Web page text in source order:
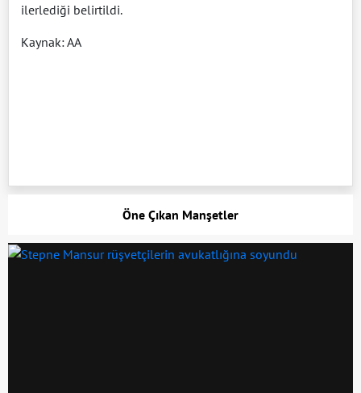
ilerlediği belirtildi.
Kaynak: AA
Öne Çıkan Manşetler